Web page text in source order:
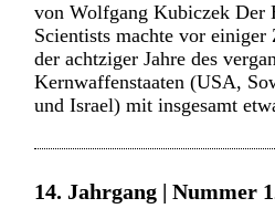
von Wolfgang Kubiczek Der
Scientists machte vor
der achtziger Jahre des
Kernwaffenstaaten (USA,
und Israel) mit insgesamt
14. Jahrgang | Nummer